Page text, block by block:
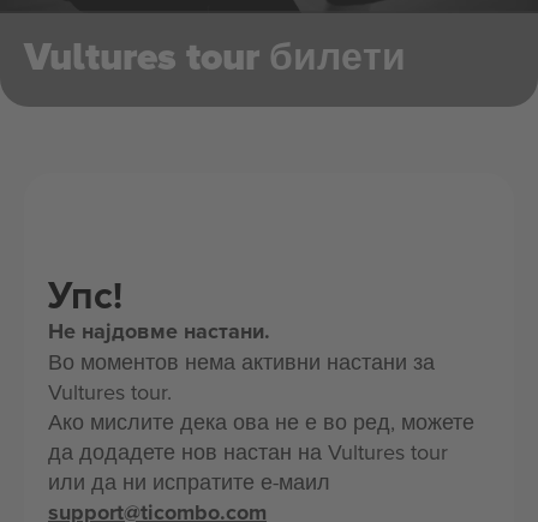
Vultures tour билети
Упс!
Не најдовме настани.
Во моментов нема активни настани за
Vultures tour.
Ако мислите дека ова не е во ред, можете
да додадете нов настан на Vultures tour
или да ни испратите е-маил
support@ticombo.com